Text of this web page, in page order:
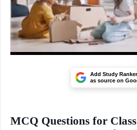
Add Study
as source on
MCQ Questions for